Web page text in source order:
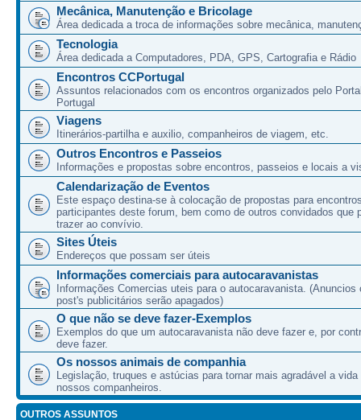
Mecânica, Manutenção e Bricolage
Área dedicada a troca de informações sobre mecânica,
Tecnologia
Área dedicada a Computadores, PDA, GPS, Cartografia e Rádio
Encontros CCPortugal
Assuntos relacionados com os encontros organizados pelo
Portugal
Viagens
Itinerários-partilha e auxilio, companheiros de viagem, etc.
Outros Encontros e Passeios
Informações e propostas sobre encontros, passeios e locais a
Calendarização de Eventos
Este espaço destina-se à colocação de propostas para
participantes deste forum, bem como de outros convidados que
trazer ao convívio.
Sites Úteis
Endereços que possam ser úteis
Informações comerciais para autocaravanistas
Informações Comercias uteis para o autocaravanista. (Anuncios
post's publicitários serão apagados)
O que não se deve fazer-Exemplos
Exemplos do que um autocaravanista não deve fazer e, por
deve fazer.
Os nossos animais de companhia
Legislação, truques e astúcias para tornar mais agradável a vida
nossos companheiros.
OUTROS ASSUNTOS